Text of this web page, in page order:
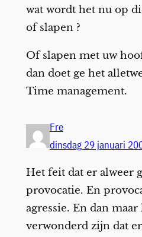
wat wordt het nu op
of slapen ?
Of slapen met uw
dan doet ge het
Time management.
Fre
dinsdag 29 januari
Het feit dat er alweer
provocatie. En
agressie. En dan maar
verwonderd zijn dat